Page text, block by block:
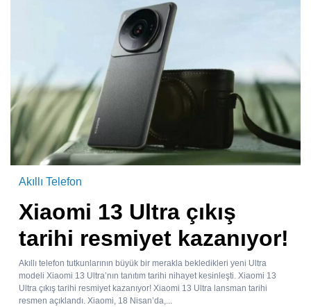
Akıllı Telefon
Xiaomi 13 Ultra çıkış
tarihi resmiyet kazanıyor!
Akıllı telefon tutkunlarının büyük bir merakla bekledikleri yeni Ultra
modeli Xiaomi 13 Ultra’nın tanıtım tarihi nihayet kesinleşti. Xiaomi 13
Ultra çıkış tarihi resmiyet kazanıyor! Xiaomi 13 Ultra lansman tarihi
resmen açıklandı. Xiaomi, 18 Nisan’da,...